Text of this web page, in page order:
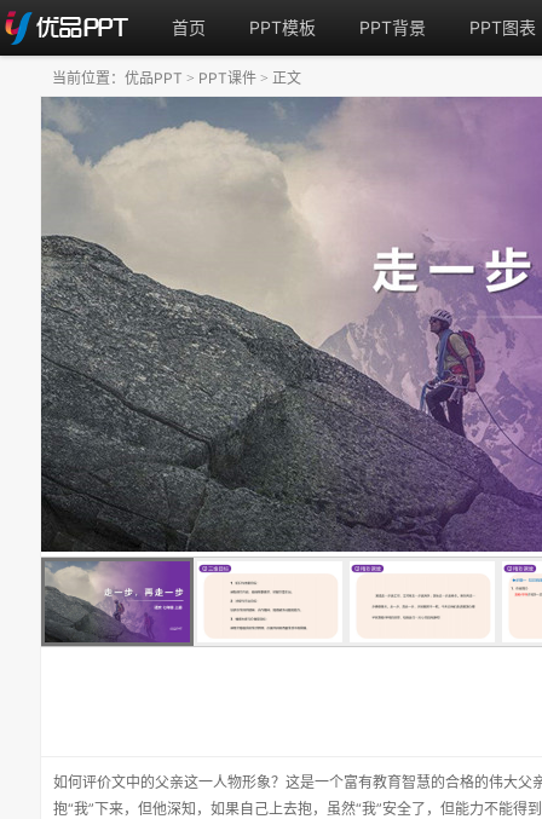
首页 PPT模板 PPT背景 PPT图表
如何评价文中的父亲这一人物形象？这是一个富有教育智慧的合格的伟大父
抱“我”下来，但他深知，如果自己上去抱，虽然“我”安全了，但能力不能得
当前位置： 优品PPT > PPT课件 > 正文